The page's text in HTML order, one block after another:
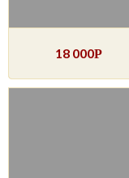
18 000Р